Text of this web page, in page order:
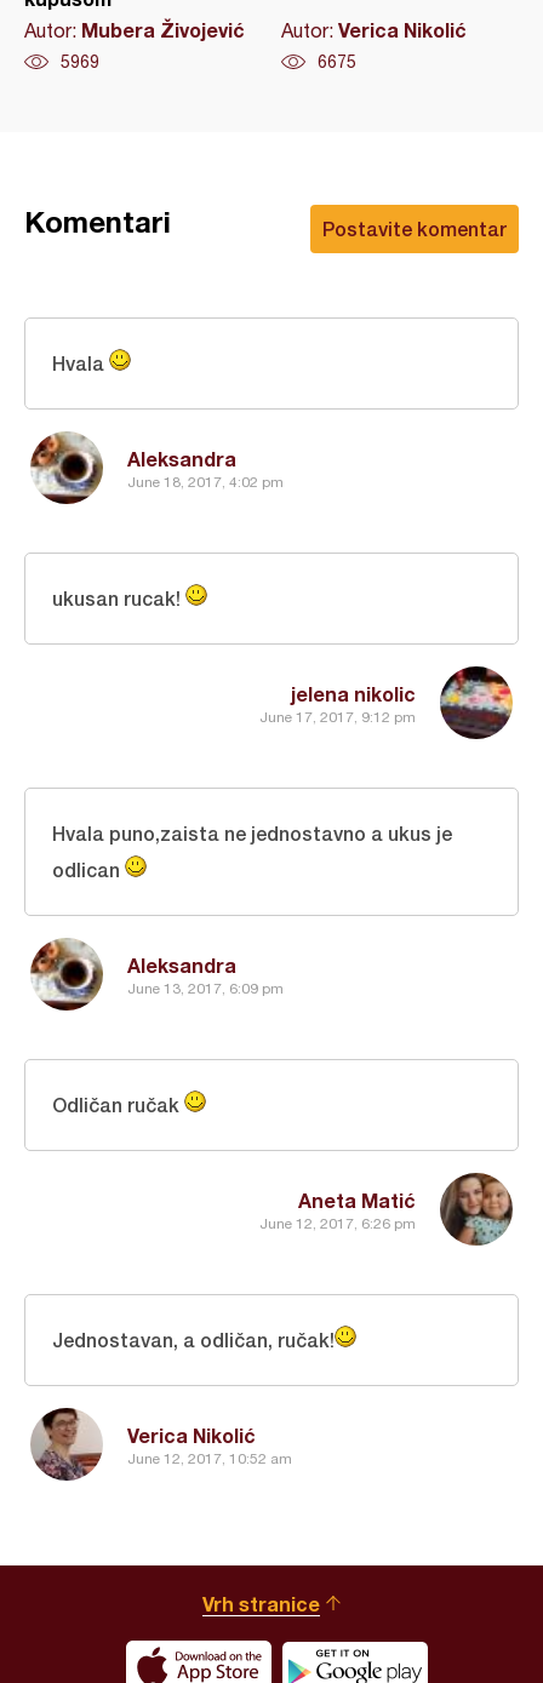
Autor: Mubera Živojević
5969
Autor: Verica Nikolić
6675
Postavite komentar
Komentari
Aleksandra
June 18, 2017, 4:02 pm
Hvala
jelena nikolic
June 17, 2017, 9:12 pm
ukusan rucak!
Aleksandra
June 13, 2017, 6:09 pm
Hvala puno,zaista ne jednostavno a ukus je
odlican
Aneta Matić
June 12, 2017, 6:26 pm
Odličan ručak
Verica Nikolić
June 12, 2017, 10:52 am
Jednostavan, a odličan, ručak!
Vrh stranice